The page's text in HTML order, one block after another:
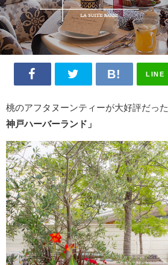
LINE
桃のアフタヌーンティーが大好評だった
神戸ハーバーランド」